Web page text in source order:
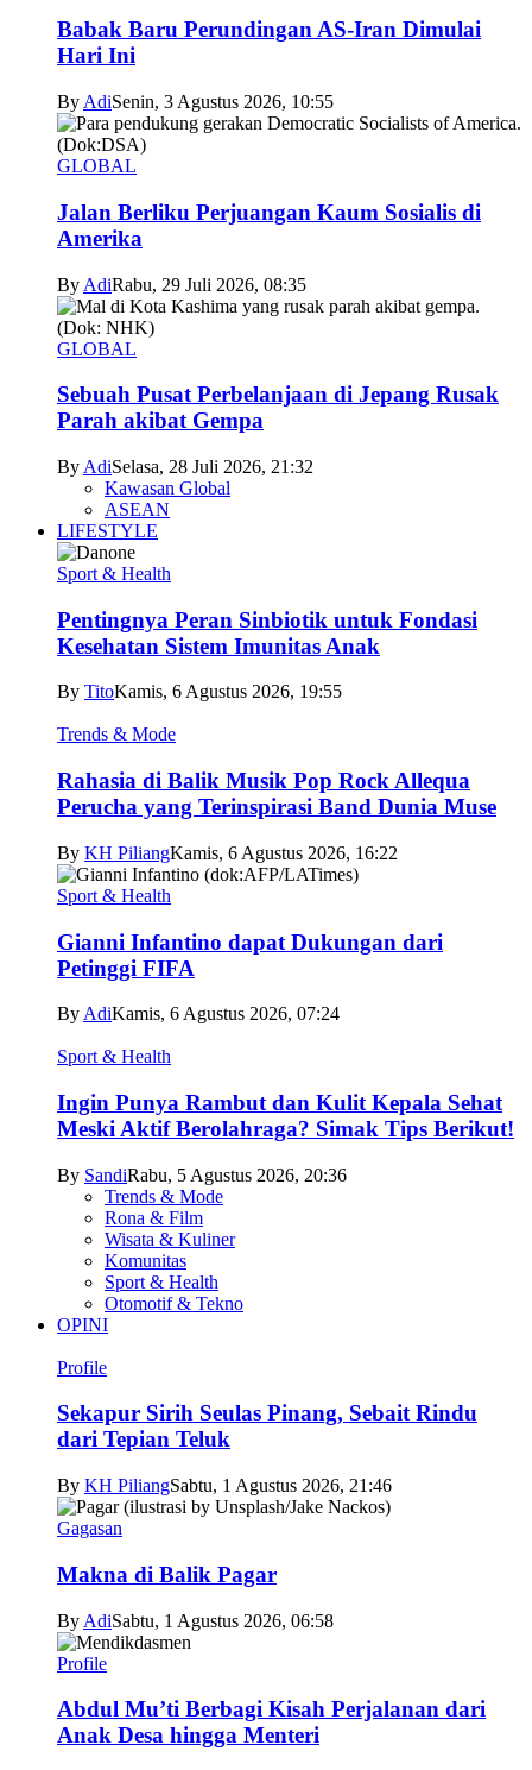
Babak Baru Perundingan AS-Iran Dimulai
Hari Ini
By AdiSenin, 3 Agustus 2026, 10:55
GLOBAL
Jalan Berliku Perjuangan Kaum Sosialis di
Amerika
By AdiRabu, 29 Juli 2026, 08:35
GLOBAL
Sebuah Pusat Perbelanjaan di Jepang Rusak
Parah akibat Gempa
By AdiSelasa, 28 Juli 2026, 21:32
Kawasan Global
ASEAN
LIFESTYLE
Sport & Health
Pentingnya Peran Sinbiotik untuk Fondasi
Kesehatan Sistem Imunitas Anak
By TitoKamis, 6 Agustus 2026, 19:55
Trends & Mode
Rahasia di Balik Musik Pop Rock Allequa
Perucha yang Terinspirasi Band Dunia Muse
By KH PiliangKamis, 6 Agustus 2026, 16:22
Sport & Health
Gianni Infantino dapat Dukungan dari
Petinggi FIFA
By AdiKamis, 6 Agustus 2026, 07:24
Sport & Health
Ingin Punya Rambut dan Kulit Kepala Sehat
Meski Aktif Berolahraga? Simak Tips Berikut!
By SandiRabu, 5 Agustus 2026, 20:36
Trends & Mode
Rona & Film
Wisata & Kuliner
Komunitas
Sport & Health
Otomotif & Tekno
OPINI
Profile
Sekapur Sirih Seulas Pinang, Sebait Rindu
dari Tepian Teluk
By KH PiliangSabtu, 1 Agustus 2026, 21:46
Gagasan
Makna di Balik Pagar
By AdiSabtu, 1 Agustus 2026, 06:58
Profile
Abdul Mu’ti Berbagi Kisah Perjalanan dari
Anak Desa hingga Menteri